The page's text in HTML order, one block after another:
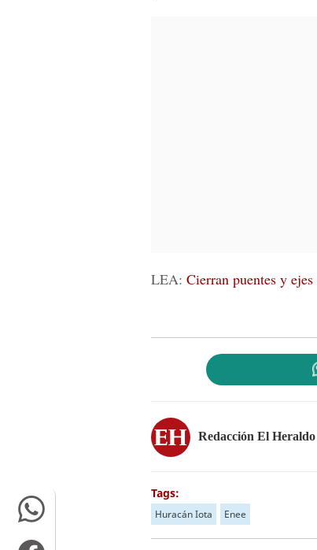
LEA: Cierran puentes y
Redacción El Heraldo
Tags:
Huracán Iota Enee